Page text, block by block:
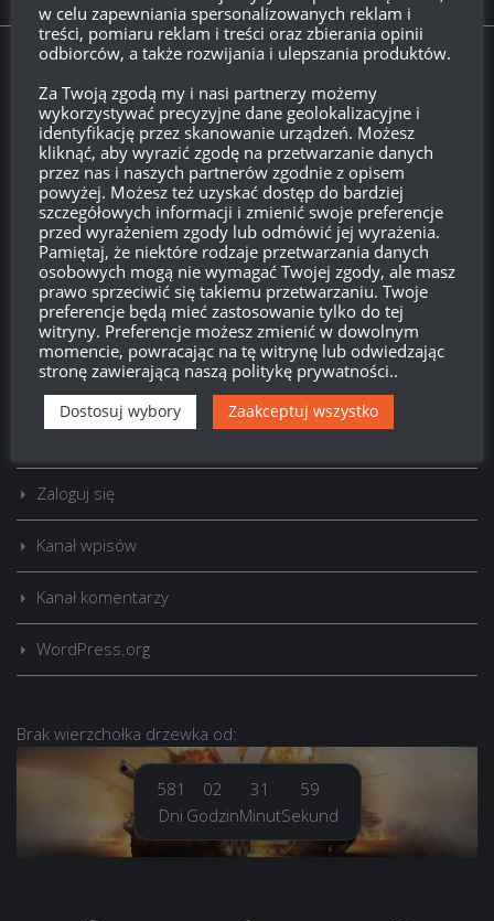
Sklep premium: AMX 13 57
Twitch.tv - Zurugula
Szukaj:
LOGOWANIE
Zaloguj się
Kanał wpisów
Kanał komentarzy
WordPress.org
Brak wierzchołka drzewka od:
581
Dni
02
Godzin
31
Minut
59
Sekund
w celu zapewniania spersonalizowanych reklam i
treści, pomiaru reklam i treści oraz zbierania opinii
odbiorców, a także rozwijania i ulepszania produktów.
Za Twoją zgodą my i nasi partnerzy możemy
wykorzystywać precyzyjne dane geolokalizacyjne i
identyfikację przez skanowanie urządzeń. Możesz
kliknąć, aby wyrazić zgodę na przetwarzanie danych
przez nas i naszych partnerów zgodnie z opisem
powyżej. Możesz też uzyskać dostęp do bardziej
szczegółowych informacji i zmienić swoje preferencje
przed wyrażeniem zgody lub odmówić jej wyrażenia.
Pamiętaj, że niektóre rodzaje przetwarzania danych
osobowych mogą nie wymagać Twojej zgody, ale masz
prawo sprzeciwić się takiemu przetwarzaniu. Twoje
preferencje będą mieć zastosowanie tylko do tej
witryny. Preferencje możesz zmienić w dowolnym
momencie, powracając na tę witrynę lub odwiedzając
stronę zawierającą naszą politykę prywatności..
Dostosuj wybory Zaakceptuj wszystko